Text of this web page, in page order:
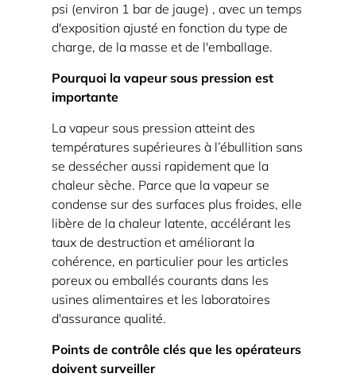
Utilisations
courantes
d'un
autoclave
dans
agroalimentaire
2.1
Opérations
et
hygiène
de
l’usine
2.2
Laboratoires
d'assurance
qualité
et
psi (environ 1 bar de jauge) , avec un temps
d'exposition ajusté en fonction du type de
charge, de la masse et de l'emballage.
Pourquoi la vapeur sous pression est
importante
La vapeur sous pression atteint des
températures supérieures à l’ébullition sans
se dessécher aussi rapidement que la
chaleur sèche. Parce que la vapeur se
condense sur des surfaces plus froides, elle
libère de la chaleur latente, accélérant les
taux de destruction et améliorant la
cohérence, en particulier pour les articles
poreux ou emballés courants dans les
usines alimentaires et les laboratoires
d'assurance qualité.
Points de contrôle clés que les opérateurs
doivent surveiller